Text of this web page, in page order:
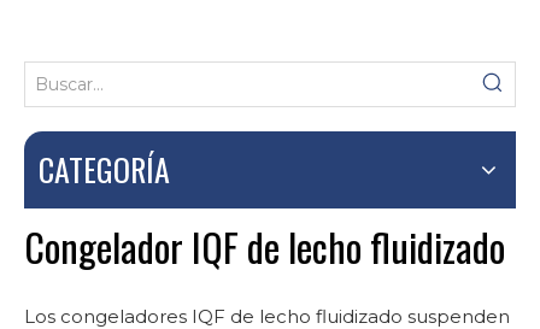
CATEGORÍA
Congelador IQF de lecho fluidizado
Los congeladores IQF de lecho fluidizado suspenden